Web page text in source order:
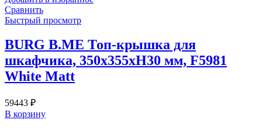
Сравнить
Быстрый просмотр
BURG B.ME Топ-крышка для
шкафчика, 350х355хH30 мм, F5981
White Matt
59443 ₽
В корзину